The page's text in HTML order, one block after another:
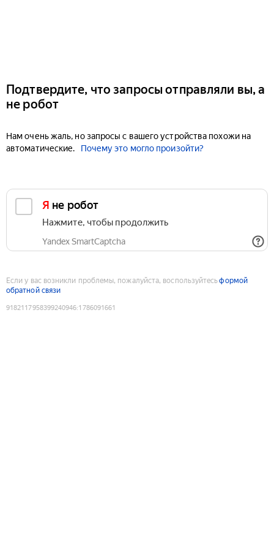
Подтвердите, что запросы отправляли вы, а
не робот
Нам очень жаль, но запросы с вашего устройства похожи на
автоматические.
Почему это могло произойти?
Я не робот
Нажмите, чтобы продолжить
Yandex SmartCaptcha
Если у вас возникли проблемы, пожалуйста, воспользуйтесьформой
обратной связи
9182117958399240946:1786091661